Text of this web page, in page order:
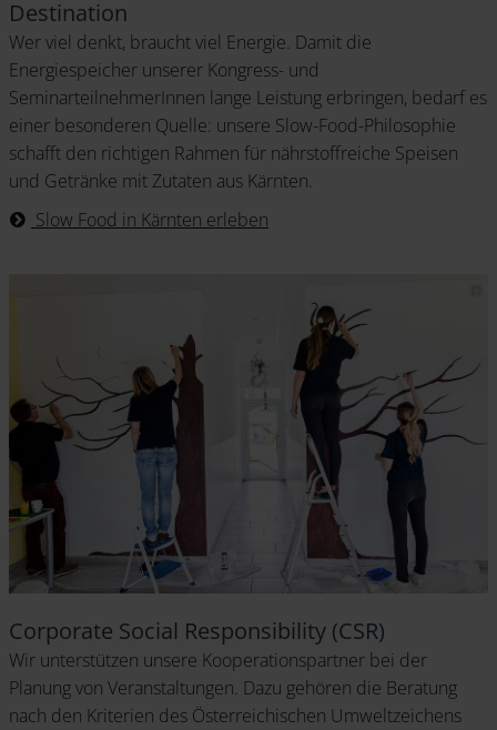
Destination
Wer viel denkt, braucht viel Energie. Damit die
Energiespeicher unserer Kongress- und
SeminarteilnehmerInnen lange Leistung erbringen, bedarf es
einer besonderen Quelle: unsere Slow-Food-Philosophie
schafft den richtigen Rahmen für nährstoffreiche Speisen
und Getränke mit Zutaten aus Kärnten.
Slow Food in Kärnten erleben
Corporate Social Responsibility (CSR)
Wir unterstützen unsere Kooperationspartner bei der
Planung von Veranstaltungen. Dazu gehören die Beratung
nach den Kriterien des Österreichischen Umweltzeichens